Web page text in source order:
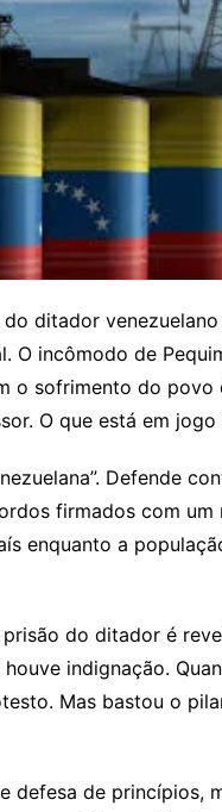
ditador
O incômodo de
o sofrimento do povo
O que está em
Defende
firmados com
enquanto a
do ditador é
indignação.
Mas bastou o
defesa de princípios,